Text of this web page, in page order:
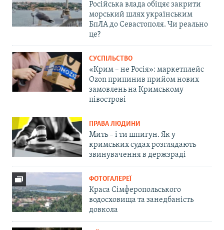
Російська влада обіцяє закрити
морський шлях українським
БпЛА до Севастополя. Чи реально
це?
СУСПІЛЬСТВО
«Крим – не Росія»: маркетплейс
Ozon припинив прийом нових
замовлень на Кримському
півострові
ПРАВА ЛЮДИНИ
Мить – і ти шпигун. Як у
кримських судах розглядають
звинувачення в держзраді
ФОТОГАЛЕРЕЇ
Краса Сімферопольського
водосховища та занедбаність
довкола